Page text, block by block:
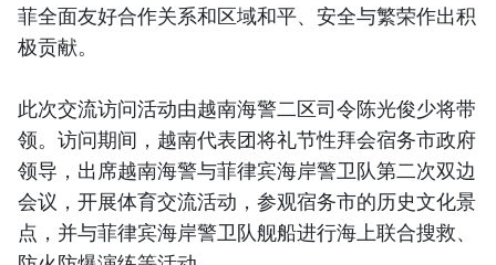
菲全面友好合作关系和区域和平、安全与繁荣作出积
极贡献。
此次交流访问活动由越南海警二区司令陈光俊少将带
领。访问期间，越南代表团将礼节性拜会宿务市政府
领导，出席越南海警与菲律宾海岸警卫队第二次双边
会议，开展体育交流活动，参观宿务市的历史文化景
点，并与菲律宾海岸警卫队舰船进行海上联合搜救、